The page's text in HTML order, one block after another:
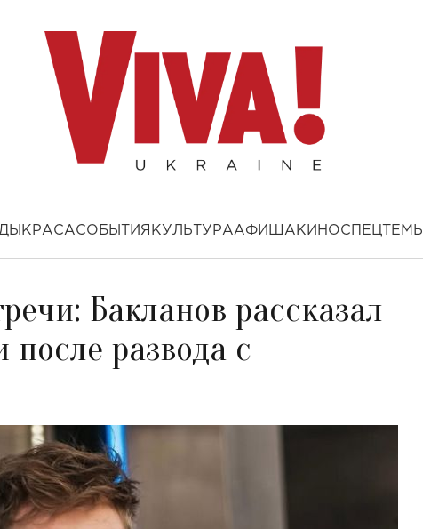
КРАСАСОБЫТИЯ КУЛЬТУРААФИША КИНОСПЕЦТЕМЫ
Бакланов рассказал
развода с